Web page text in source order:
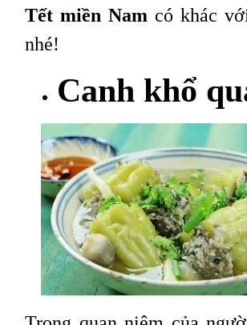
Tết miền Nam có khác
nhé!
Canh khổ